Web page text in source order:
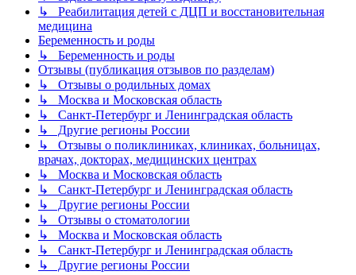
↳ Реабилитация детей с ДЦП и восстановительная
медицина
Беременность и роды
↳ Беременность и роды
Отзывы (публикация отзывов по разделам)
↳ Отзывы о родильных домах
↳ Москва и Московская область
↳ Санкт-Петербург и Ленинградская область
↳ Другие регионы России
↳ Отзывы о поликлиниках, клиниках, больницах,
врачах, докторах, медицинских центрах
↳ Москва и Московская область
↳ Санкт-Петербург и Ленинградская область
↳ Другие регионы России
↳ Отзывы о стоматологии
↳ Москва и Московская область
↳ Санкт-Петербург и Ленинградская область
↳ Другие регионы России